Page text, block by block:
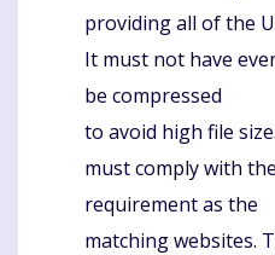
providing all of the
It must not have
be compressed
to avoid high file
must comply with
requirement as the
matching websites.